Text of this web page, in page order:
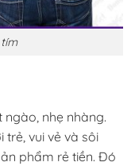
nhẹ nhàng.
trẻ, vui vẻ và sôi
phẩm rẻ tiền. Đó